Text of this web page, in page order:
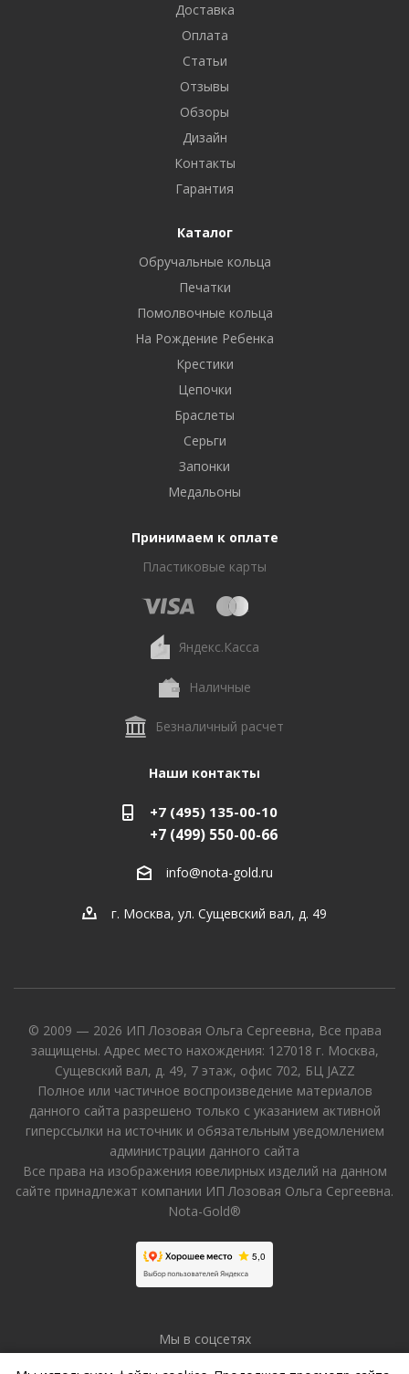
Доставка
Оплата
Статьи
Отзывы
Обзоры
Дизайн
Контакты
Гарантия
Каталог
Обручальные кольца
Печатки
Помолвочные кольца
На Рождение Ребенка
Крестики
Цепочки
Браслеты
Серьги
Запонки
Медальоны
Принимаем к оплате
Пластиковые карты
Яндекс.Касса
Наличные
Безналичный расчет
Наши контакты
+7 (495) 135-00-10
+7 (499) 550-00-66
info@nota-gold.ru
г. Москва, ул. Сущевский вал, д. 49
© 2009 — 2026 ИП Лозовая Ольга Сергеевна, Все права
защищены. Адрес место нахождения: 127018 г. Москва,
Сущевский вал, д. 49, 7 этаж, офис 702, БЦ JAZZ
Полное или частичное воспроизведение материалов
данного сайта разрешено только с указанием активной
гиперссылки на источник и обязательным уведомлением
администрации данного сайта
Все права на изображения ювелирных изделий на данном
сайте принадлежат компании ИП Лозовая Ольга Сергеевна.
Nota-Gold®
Мы в соцсетях